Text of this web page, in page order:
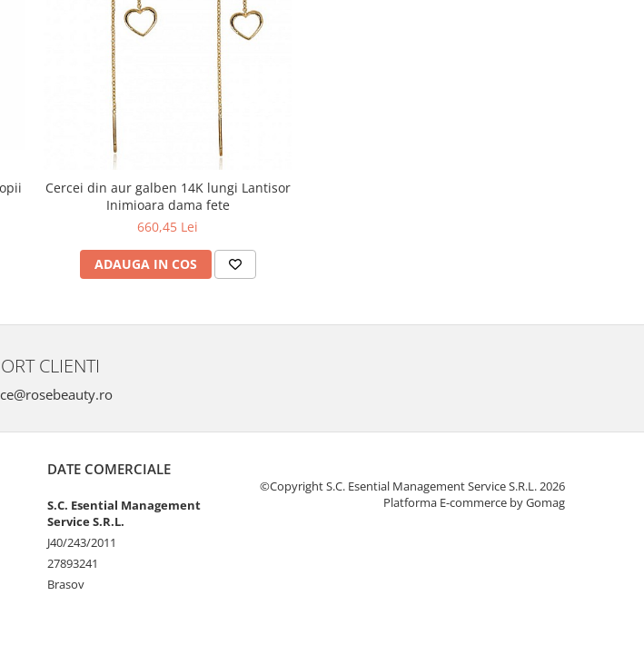
Cercei din aur galben 14K lungi Lantisor
Inimioara dama fete
660,45 Lei
ADAUGA IN COS
CLIENTI
DATE COMERCIALE
S.C. Esential Management
Service S.R.L.
J40/243/2011
27893241
Brasov
©Copyright S.C. Esential Management Service S.R.L. 2026
Platforma E-commerce by Gomag